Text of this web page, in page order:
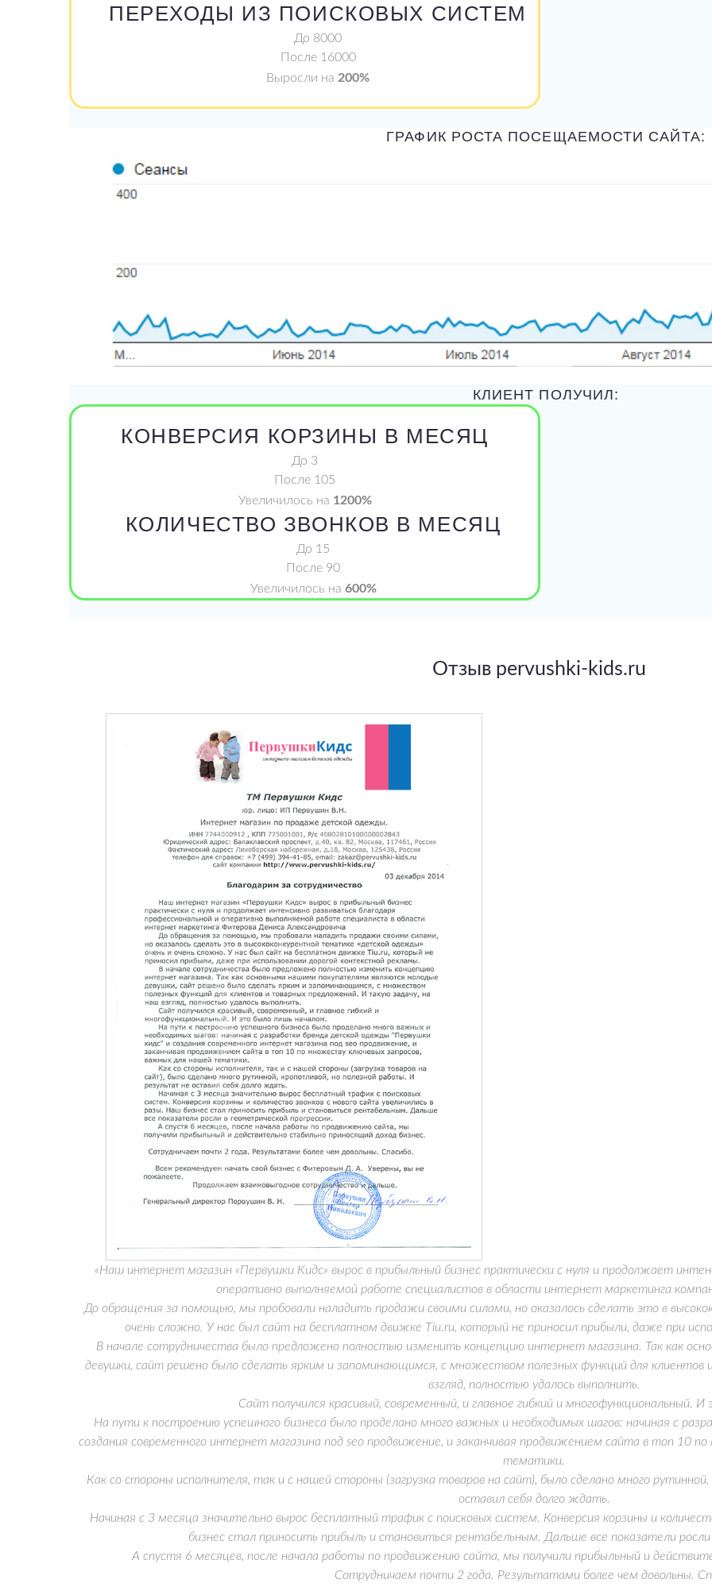
ПЕРЕХОДЫ ИЗ ПОИСКОВЫХ СИСТЕМ
До 8000
После 16000
Выросли на 200%
ГРАФИК РОСТА ПОСЕЩАЕМОСТИ САЙТА:
КЛИЕНТ ПОЛУЧИЛ:
КОНВЕРСИЯ КОРЗИНЫ В МЕСЯЦ
До 3
После 105
Увеличилось на 1200%
КОЛИЧЕСТВО ЗВОНКОВ В МЕСЯЦ
До 15
После 90
Увеличилось на 600%
Отзыв pervushki-kids.ru
«Наш интернет магазин «Первушки Кидс» вырос в прибыльный бизнес практически с нуля и продолжает
оперативно выполняемой работе специалистов в области интернет маркетинга
До обращения за помощью, мы пробовали наладить продажи своими силами, но оказалось сделать это в
очень сложно. У нас был сайт на бесплатном движке Tiu.ru, который не приносил прибыли, даже при
В начале сотрудничества было предложено полностью изменить концепцию интернет магазина. Так как
девушки, сайт решено было сделать ярким и запоминающимся, с множеством полезных функций для клиентов
взгляд, полностью удалось выполнить.
Сайт получился красивый, современный, и главное гибкий и многофункциональный.
На пути к построению успешного бизнеса было проделано много важных и необходимых шагов: начиная с
создания современного интернет магазина под seo продвижение, и заканчивая продвижением сайта в топ 10
тематики.
Как со стороны исполнителя, так и с нашей стороны (загрузка товаров на сайт), было сделано много
оставил себя долго ждать.
Начиная с 3 месяца значительно вырос бесплатный трафик с поисковых систем. Конверсия корзины и
бизнес стал приносить прибыль и становиться рентабельным. Дальше все показатели росли
А спустя 6 месяцев, после начала работы по продвижению сайта, мы получили прибыльный и
Сотрудничаем почти 2 года. Результатами более чем довольны.